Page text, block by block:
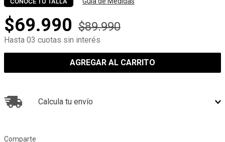
$69.990 $89.990
Hasta 03 cuotas sin interés
AGREGAR AL CARRITO
Calcula tu envío
Comparte